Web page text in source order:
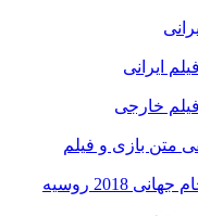
ایرانی
فیلم خارجی
متن بازی و فیلم
2018 روسیه